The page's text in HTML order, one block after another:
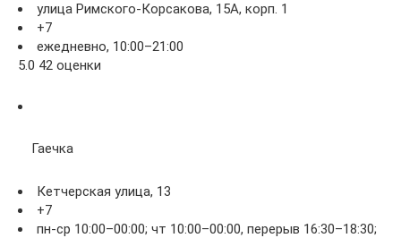
улица Римского-Корсакова, 15А, корп. 1
+7
ежедневно, 10:00–21:00
5.0 42 оценки
Гаечка
Кетчерская улица, 13
+7
пн-ср 10:00–00:00; чт 10:00–00:00, перерыв 16:30–18:30;